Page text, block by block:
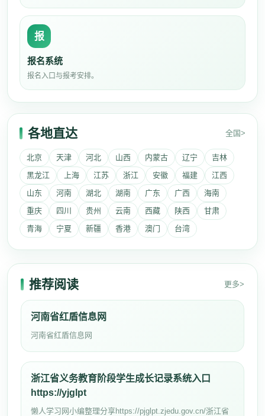
报
报名系统
报名入口与报考安排。
各地直达 全国>
北京 天津 河北 山西 内蒙古 辽宁
吉林
黑龙江
上海 江苏 浙江 安徽 福建
江西
山东
河南 湖北 湖南 广东 广西
海南
重庆
四川 贵州 云南 西藏 陕西
甘肃
青海
宁夏 新疆 香港 澳门 台湾
推荐阅读 更多>
河南省红盾信息网
河南省红盾信息网
浙江省义务教育阶段学生成长记录系统入口
https://yjglpt
懒人学习网小编整理分享https://pjglpt.zjedu.gov.cn/浙江省